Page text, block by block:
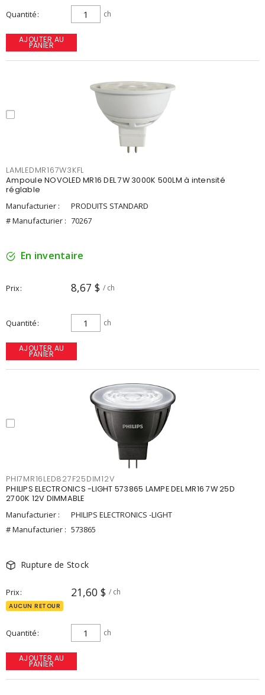
Quantité ch
AJOUTER AU
PANIER
LAMLEDMR167W3KFL
Ampoule NOVOLED MR16 DEL 7W 3000K 500LM à intensité
réglable
Manufacturier :
PRODUITS STANDARD
# Manufacturier : 70267
En inventaire
Prix 8,67 $ / ch
Quantité ch
AJOUTER AU
PANIER
PHI7MR16LED827F25DIM12V
PHILIPS ELECTRONICS -LIGHT 573865 LAMPE DEL MR16 7W 25D
2700K 12V DIMMABLE
Manufacturier :
PHILIPS ELECTRONICS -LIGHT
# Manufacturier : 573865
Rupture de Stock
Prix 21,60 $ / ch
AUCUN RETOUR
Quantité ch
AJOUTER AU
PANIER